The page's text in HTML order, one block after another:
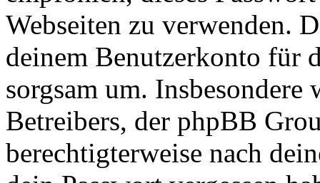
Webseiten zu verwenden.
deinem Benutzerkonto für
sorgsam um.
Betreibers, der phpBB
berechtigterweise nach